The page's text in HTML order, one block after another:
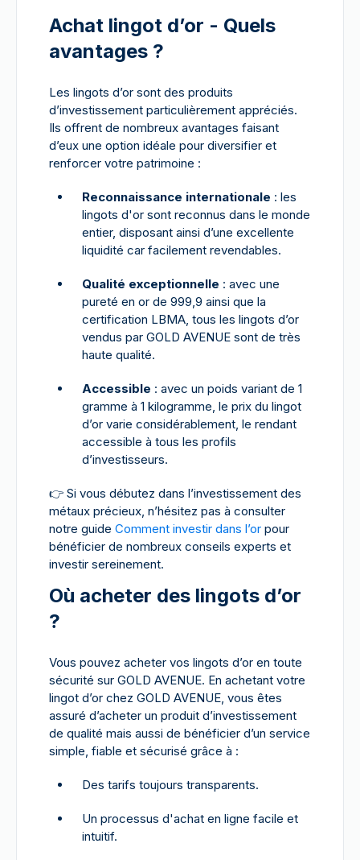
Achat lingot d’or - Quels
avantages ?
Les lingots d’or sont des produits
d’investissement particulièrement appréciés.
Ils offrent de nombreux avantages faisant
d’eux une option idéale pour diversifier et
renforcer votre patrimoine :
Reconnaissance internationale : les
lingots d'or sont reconnus dans le monde
entier, disposant ainsi d’une excellente
liquidité car facilement revendables.
Qualité exceptionnelle : avec une
pureté en or de 999,9 ainsi que la
certification LBMA, tous les lingots d’or
vendus par GOLD AVENUE sont de très
haute qualité.
Accessible : avec un poids variant de 1
gramme à 1 kilogramme, le prix du lingot
d’or varie considérablement, le rendant
accessible à tous les profils
d’investisseurs.
👉 Si vous débutez dans l’investissement des
métaux précieux, n’hésitez pas à consulter
notre guide Comment investir dans l’or pour
bénéficier de nombreux conseils experts et
investir sereinement.
Où acheter des lingots d’or
?
Vous pouvez acheter vos lingots d’or en toute
sécurité sur GOLD AVENUE. En achetant votre
lingot d’or chez GOLD AVENUE, vous êtes
assuré d’acheter un produit d’investissement
de qualité mais aussi de bénéficier d’un service
simple, fiable et sécurisé grâce à :
Des tarifs toujours transparents.
Un processus d'achat en ligne facile et
intuitif.